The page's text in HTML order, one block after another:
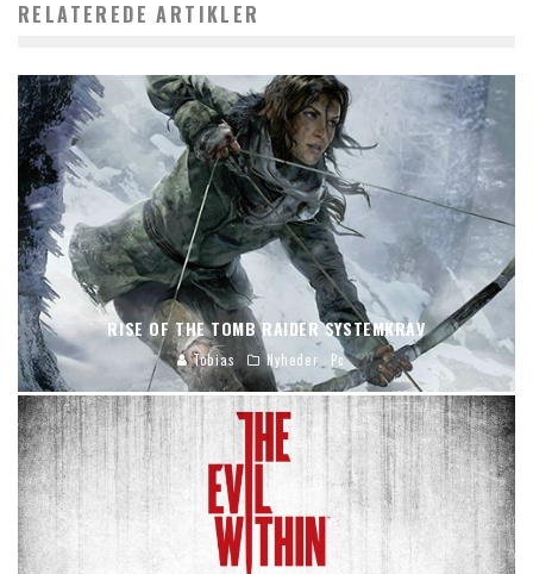
RELATEREDE ARTIKLER
RISE OF THE TOMB RAIDER SYSTEMKRAV
Tobias Nyheder Pc